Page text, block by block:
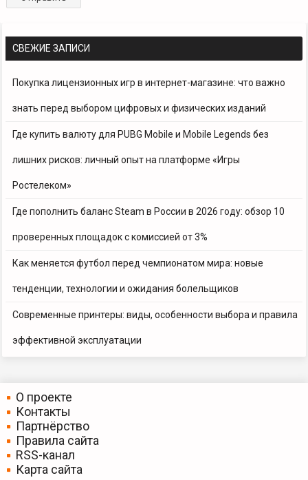
СВЕЖИЕ ЗАПИСИ
Покупка лицензионных игр в интернет-магазине: что важно
знать перед выбором цифровых и физических изданий
Где купить валюту для PUBG Mobile и Mobile Legends без
лишних рисков: личный опыт на платформе «Игры
Ростелеком»
Где пополнить баланс Steam в России в 2026 году: обзор 10
проверенных площадок с комиссией от 3%
Как меняется футбол перед чемпионатом мира: новые
тенденции, технологии и ожидания болельщиков
Современные принтеры: виды, особенности выбора и правила
эффективной эксплуатации
О проекте
Контакты
Партнёрство
Правила сайта
RSS-канал
Карта сайта